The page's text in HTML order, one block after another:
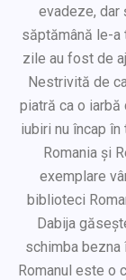
evadeze, dar
săptămână le-
zile au fost de
Nestrivită de
piatră ca o iarbă
iubiri nu încap
Romania și
exemplare
biblioteci
Dabija
schimba bezna
Romanul este o